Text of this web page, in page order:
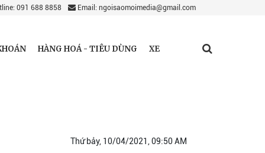
091 688 8858 Email: ngoisaomoimedia@gmail.com
HÀNG HOÁ - TIÊU DÙNG XE
Thứ bảy, 10/04/2021, 09:50 AM